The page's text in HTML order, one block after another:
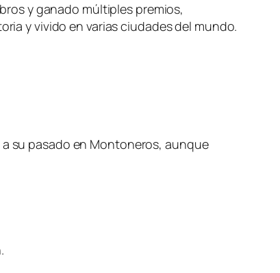
y ganado múltiples premios,
y vivido en varias ciudades del mundo.
su pasado en Montoneros, aunque